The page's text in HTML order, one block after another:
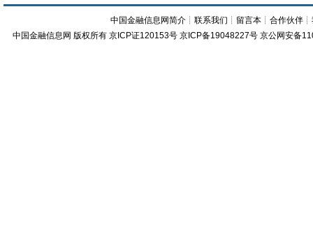
中国金融信息网简介 ┊联系我们 ┊ 留言本 ┊合作伙伴 ┊
中国金融信息网 版权所有 京ICP证120153号 京ICP备19048227号 京公网安备